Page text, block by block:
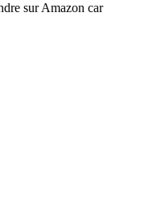
sur Amazon car